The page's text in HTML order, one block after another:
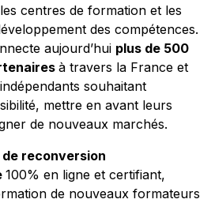
centres de formation et les
des compétences.
aujourd’hui plus de 500
à travers la France et
souhaitant
mettre en avant leurs
de nouveaux marchés.
reconversion
100% en ligne et certifiant,
de nouveaux formateurs